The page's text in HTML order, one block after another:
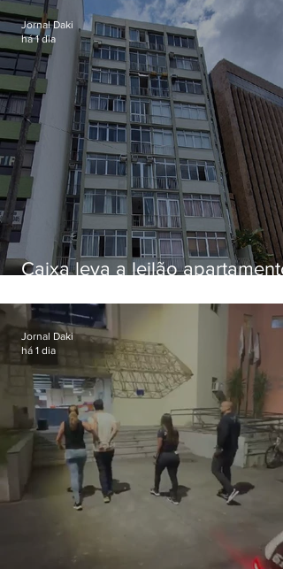
Caixa leva a leilão apartamento
Botafogo
Jornal Daki
há 1 dia
Jornal Daki
há 1 dia